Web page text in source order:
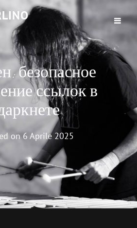
безопасное
ссылок в
on 6 Aprile 2025